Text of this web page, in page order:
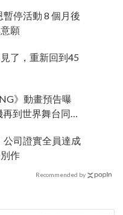
停活動 8 個月後
願
了，重新回到45
》動畫預告曝
到世界舞台同步
公司證實全員達成
作
Recommended by